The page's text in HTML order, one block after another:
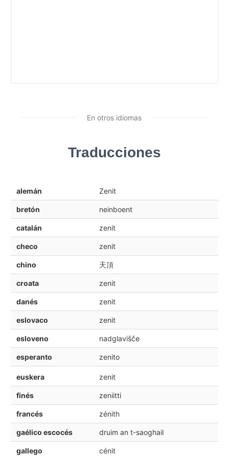
En otros idiomas
Traducciones
alemán Zenit
bretón neinboent
catalán zenit
checo zenit
chino 天頂
croata zenit
danés zenit
eslovaco zenit
esloveno nadglavišče
esperanto zenito
euskera zenit
finés zeniitti
francés zénith
gaélico escocés druim an t-saoghail
gallego cénit